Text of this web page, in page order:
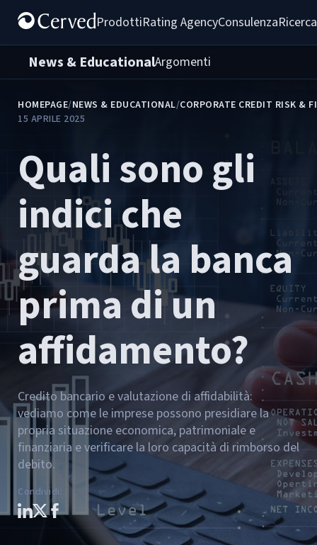
ProdottiRating AgencyConsulenza
News & EducationalArgomenti
HOMEPAGE/NEWS & EDUCATIONAL/CORPORATE CREDIT RISK &
15 APRILE 2025
Quali sono gli
indici che
guarda la banca
prima di un
affidamento?
Credito bancario e valutazione di affidabilità:
vediamo come le imprese possono presidiare la
propria situazione economica, patrimoniale e
finanziaria e verificare la loro capacità di rimborso del
debito.
Condividi: